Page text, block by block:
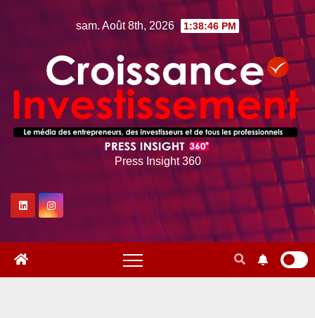
sam. Août 8th, 2026 1:38:47 PM
Press Insight 360